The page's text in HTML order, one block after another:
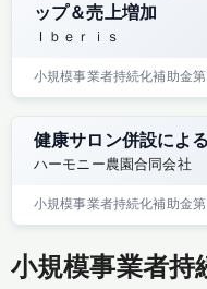
ップ＆売上増加
Ｉｂｅｒｉｓ
小規模事業者持続化補助金
健康サロン併設によ
ハーモニー農園合同会社
小規模事業者持続化補助金
小規模事業者持